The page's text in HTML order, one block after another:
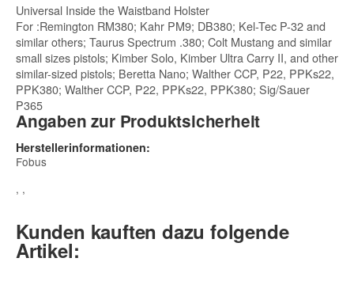
Universal Inside the Waistband Holster
For :Remington RM380; Kahr PM9; DB380; Kel-Tec P-32 and
similar others; Taurus Spectrum .380; Colt Mustang and similar
small sizes pistols; Kimber Solo, Kimber Ultra Carry II, and other
similar-sized pistols; Beretta Nano; Walther CCP, P22, PPKs22,
PPK380; Walther CCP, P22, PPKs22, PPK380; Sig/Sauer
P365
Angaben zur Produktsicherheit
Herstellerinformationen:
Fobus
, ,
Kunden kauften dazu folgende
Artikel: